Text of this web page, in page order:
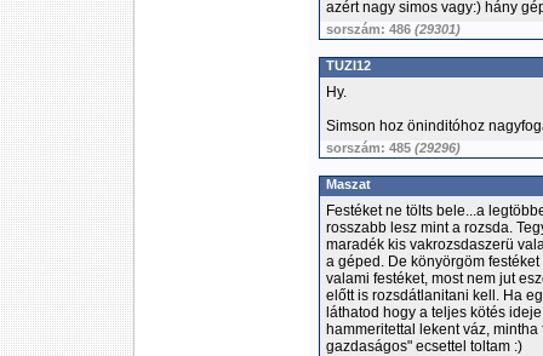
azért nagy simos vagy:) hány
sorszám: 486 (29301)
TUZI12
Hy.
Simson hoz öninditóhoz
sorszám: 485 (29296)
Maszat
Festéket ne tölts bele...a
rosszabb lesz mint a rozsda.
maradék kis vakrozsdaszerü
a géped. De könyörgöm
valami festéket, most nem jut
előtt is rozsdátlanitani kell. Ha
láthatod hogy a teljes kötés
hammeritettal lekent váz,
gazdaságos" ecsettel toltam :)